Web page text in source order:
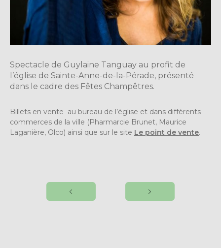
Spectacle de Guylaine Tanguay au profit de
l’église de Sainte-Anne-de-la-Pérade, présenté
dans le cadre des Fêtes Champêtres.
Billets en vente au bureau de l’église et dans différents
commerces de la ville (Pharmarcie Brunet, Maurice
Laganière, Olco) ainsi que sur le site Le point de vente.